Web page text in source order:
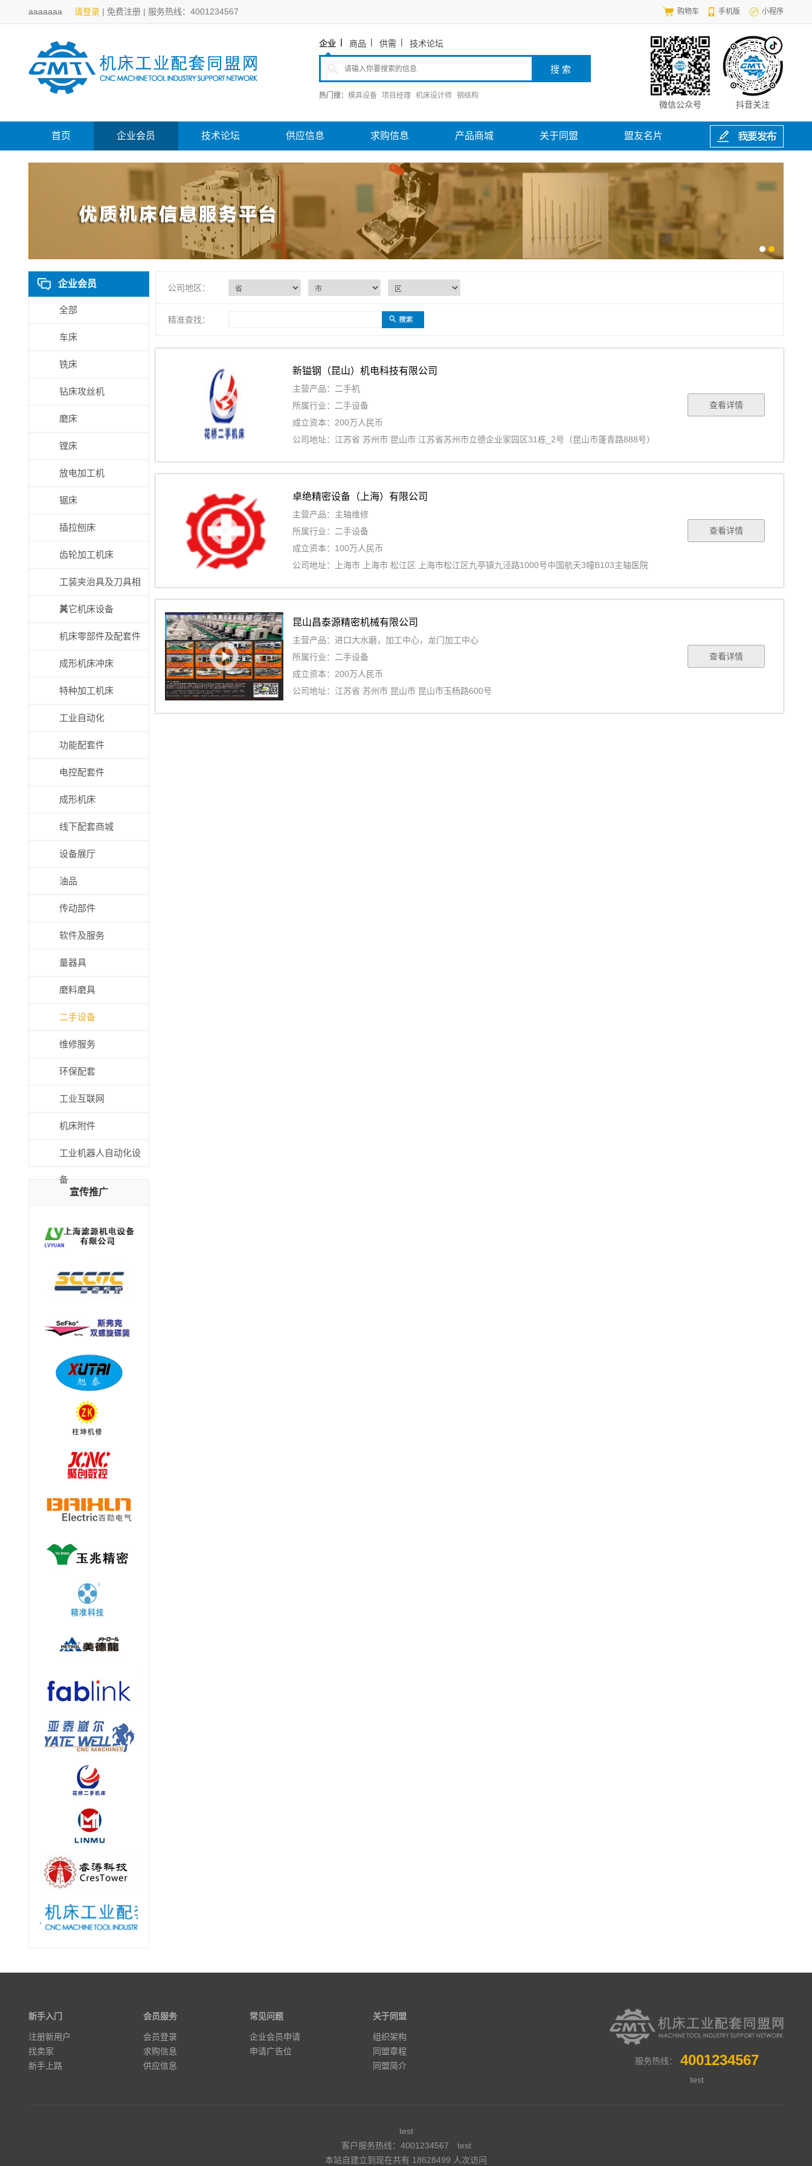
aaaaaaa 请登录 | 免费注册 | 服务热线：4001234567 购物车 手机版 小程序
企业 商品 供需 技术论坛
热门搜： 模具设备 项目经理 机床设计师 钢结构
抖音关注
微信公众号
首页 企业会员 技术论坛 供应信息 求购信息 产品商城 关于同盟 盟友名片
企业会员
全部
车床
铣床
钻床攻丝机
磨床
镗床
放电加工机
锯床
插拉刨床
齿轮加工机床
工装夹治具及刀具相
关
其它机床设备
机床零部件及配套件
成形机床冲床
特种加工机床
工业自动化
功能配套件
电控配套件
成形机床
线下配套商城
设备展厅
油品
传动部件
软件及服务
量器具
磨料磨具
二手设备
维修服务
环保配套
工业互联网
机床附件
工业机器人自动化设
备
宣传推广
公司地区：
精准查找：
新镒钢（昆山）机电科技有限公司
主营产品：二手机
所属行业：二手设备
成立资本：200万人民币
公司地址：江苏省 苏州市 昆山市 江苏省苏州市立德企业家园区31栋_2号（昆山市蓬青路888号）
查看详情
卓绝精密设备（上海）有限公司
主营产品：主轴维修
所属行业：二手设备
成立资本：100万人民币
公司地址：上海市 上海市 松江区 上海市松江区九亭镇九泾路1000号中国航天3幢B103主轴医院
查看详情
昆山昌泰源精密机械有限公司
主营产品：进口大水磨，加工中心，龙门加工中心
所属行业：二手设备
成立资本：200万人民币
公司地址：江苏省 苏州市 昆山市 昆山市玉杨路600号
查看详情
新手入门
注册新用户
找卖家
新手上路
会员服务
会员登录
求购信息
供应信息
常见问题
企业会员申请
申请广告位
关于同盟
组织架构
同盟章程
同盟简介
服务热线： 4001234567
test
test
客户服务热线：4001234567 test
本站自建立到现在共有 18628499 人次访问